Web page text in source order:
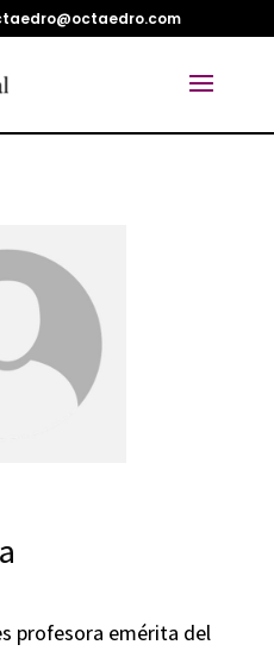
profesora emérita del